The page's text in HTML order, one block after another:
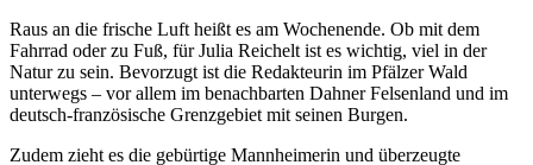
Raus an die frische Luft heißt es am Wochenende. Ob mit dem
Fahrrad oder zu Fuß, für Julia Reichelt ist es wichtig, viel in der
Natur zu sein. Bevorzugt ist die Redakteurin im Pfälzer Wald
unterwegs – vor allem im benachbarten Dahner Felsenland und im
deutsch-französische Grenzgebiet mit seinen Burgen.
Zudem zieht es die gebürtige Mannheimerin und überzeugte